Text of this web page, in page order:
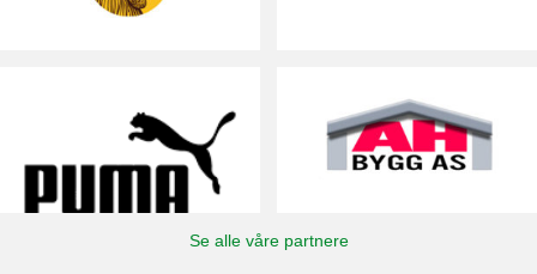
Se alle våre partnere